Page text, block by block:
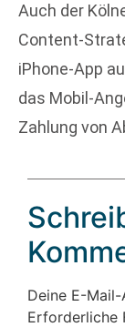
Auch der
Content-
iPhone-App
das Mobil-
Zahlung von
Deine E-
Erforderliche